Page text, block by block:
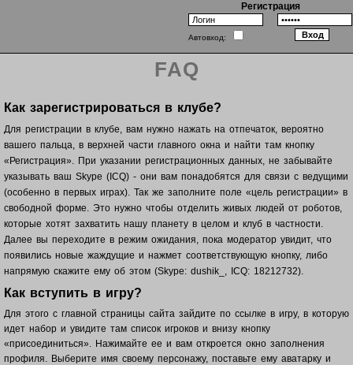
Регистрация
Автовход:
FAQ
Как зарегистрироваться в клубе?
Для регистрации в клубе, вам нужно нажать на отпечаток, вероятно
вашего пальца, в верхней части главного окна и найти там кнопку
«Регистрация». При указании регистрационных данных, не забывайте
указывать ваш Skype (ICQ) - они вам понадобятся для связи с ведущими
(особенно в первых играх). Так же заполните поле «цель регистрации» в
свободной форме. Это нужно чтобы отделить живых людей от роботов,
которые хотят захватить нашу планету в целом и клуб в частности.
Далее вы переходите в режим ожидания, пока модератор увидит, что
появились новые жаждущие и нажмет соответствующую кнопку, либо
напрямую скажите ему об этом (Skype: dushik_, ICQ: 18212732).
Как вступить в игру?
Для этого с главной страницы сайта зайдите по ссылке в игру, в которую
идет набор и увидите там список игроков и внизу кнопку
«присоединиться». Нажимайте ее и вам откроется окно заполнения
профиля. Выберите имя своему персонажу, поставьте ему аватарку и